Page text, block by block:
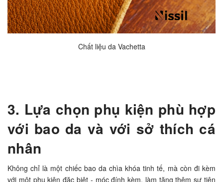
Chất liệu da Vachetta
3. Lựa chọn phụ kiện phù hợp
với bao da và với sở thích cá
nhân
Không chỉ là một chiếc bao da chìa khóa tinh tế, mà còn đi kèm
với một phụ kiện đặc biệt - móc đính kèm, làm tăng thêm sự tiện